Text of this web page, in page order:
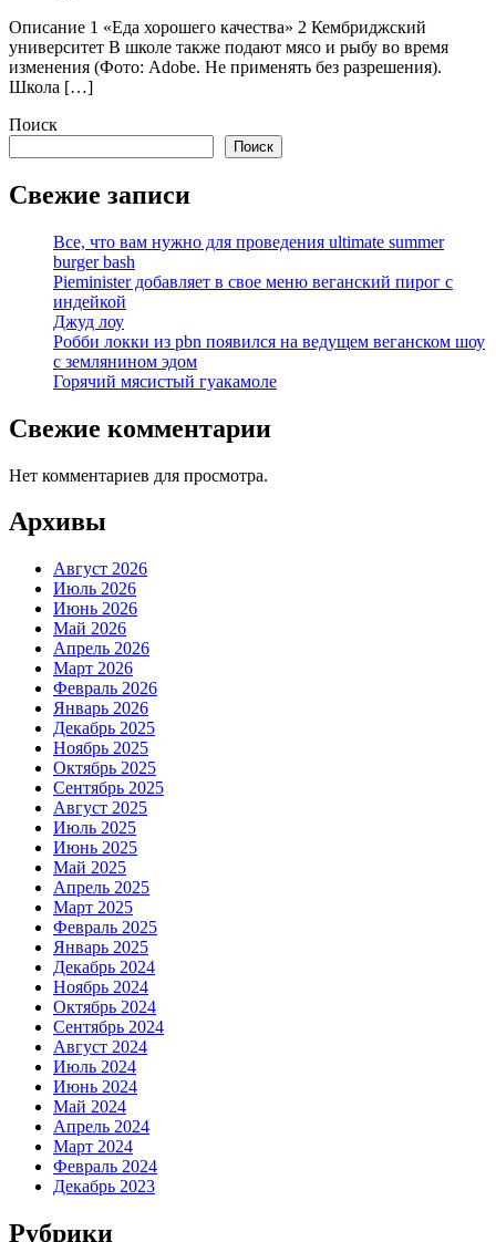
Описание 1 «Еда хорошего качества» 2 Кембриджский
университет В школе также подают мясо и рыбу во время
изменения (Фото: Adobe. Не применять без разрешения).
Школа […]
Поиск
Поиск
Свежие записи
Все, что вам нужно для проведения ultimate summer
burger bash
Pieminister добавляет в свое меню веганский пирог с
индейкой
Джуд лоу
Робби локки из pbn появился на ведущем веганском шоу
с землянином эдом
Горячий мясистый гуакамоле
Свежие комментарии
Нет комментариев для просмотра.
Архивы
Август 2026
Июль 2026
Июнь 2026
Май 2026
Апрель 2026
Март 2026
Февраль 2026
Январь 2026
Декабрь 2025
Ноябрь 2025
Октябрь 2025
Сентябрь 2025
Август 2025
Июль 2025
Июнь 2025
Май 2025
Апрель 2025
Март 2025
Февраль 2025
Январь 2025
Декабрь 2024
Ноябрь 2024
Октябрь 2024
Сентябрь 2024
Август 2024
Июль 2024
Июнь 2024
Май 2024
Апрель 2024
Март 2024
Февраль 2024
Декабрь 2023
Рубрики